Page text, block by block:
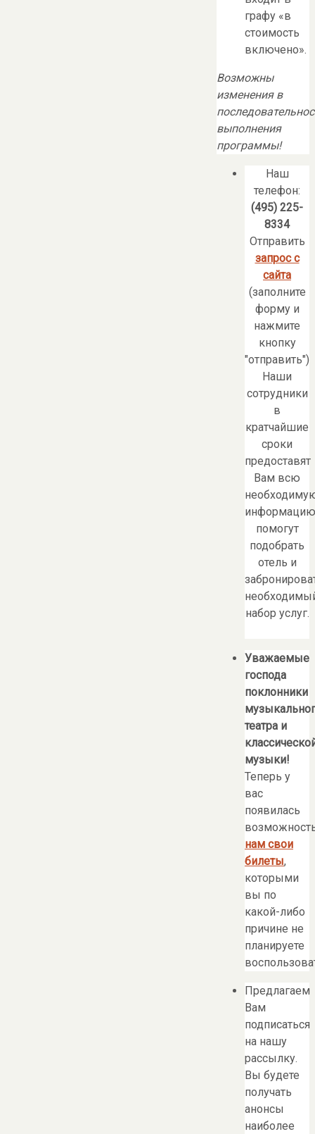
графу «в
стоимость
включено».
Возможны
изменения в
выполнения
программы!
Наш
телефон:
(495) 225-
8334
Отправить
запрос с
сайта
(заполните
форму и
нажмите
кнопку
"отправить")
Наши
сотрудники
в
кратчайшие
сроки
предоставят
Вам всю
помогут
подобрать
отель и
набор услуг.
Уважаемые
господа
поклонники
театра и
музыки!
Теперь у
вас
появилась
нам свои
билеты,
которыми
вы по
какой-либо
причине не
планируете
Предлагаем
Вам
подписаться
на нашу
рассылку.
Вы будете
получать
анонсы
наиболее